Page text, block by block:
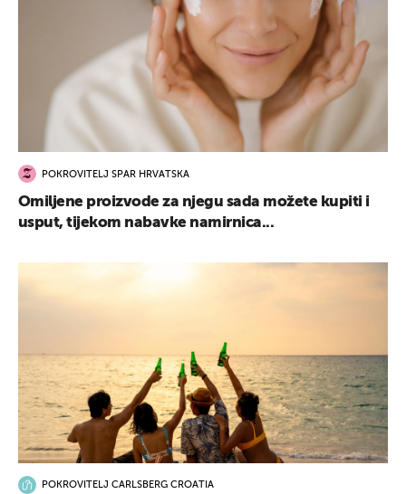
POKROVITELJ SPAR HRVATSKA
Omiljene proizvode za njegu sada možete kupiti i
usput, tijekom nabavke namirnica...
POKROVITELJ CARLSBERG CROATIA